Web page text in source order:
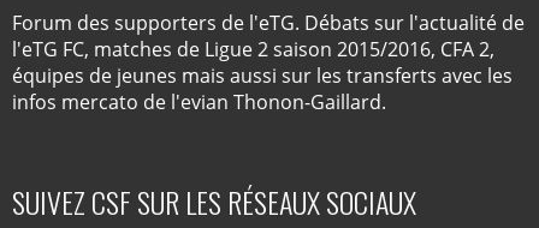
Forum des supporters de l'eTG. Débats sur l'actualité de
l'eTG FC, matches de Ligue 2 saison 2015/2016, CFA 2,
équipes de jeunes mais aussi sur les transferts avec les
infos mercato de l'evian Thonon-Gaillard.
SUIVEZ CSF SUR LES RÉSEAUX SOCIAUX